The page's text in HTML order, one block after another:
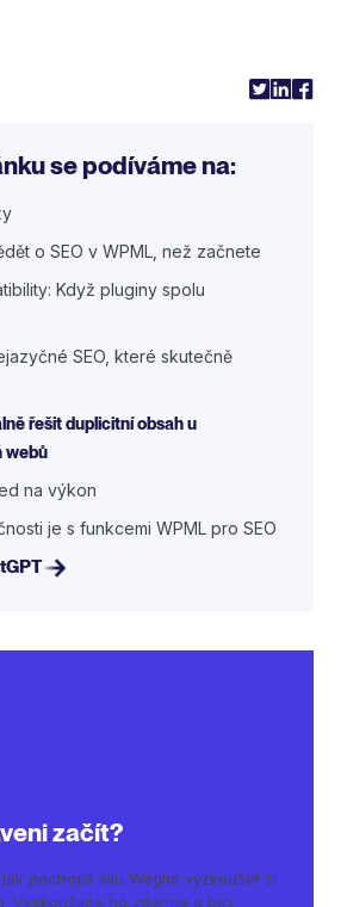
se podíváme na:
o SEO v WPML, než začnete
Když pluginy spolu
SEO, které skutečně
řešit duplicitní obsah u
webů
na výkon
je s funkcemi WPML pro SEO
začít?
pochopit sílu Weglot vyzkoušet si
Vyzkoušejte ho zdarma a bez